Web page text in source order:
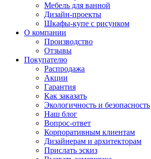
Мебель для ванной
Дизайн-проекты
Шкафы-купе с рисунком
О компании
Производство
Отзывы
Покупателю
Распродажа
Акции
Гарантия
Как заказать
Экологичность и безопасность
Наш блог
Вопрос-ответ
Корпоративным клиентам
Дизайнерам и архитекторам
Прислать эскиз